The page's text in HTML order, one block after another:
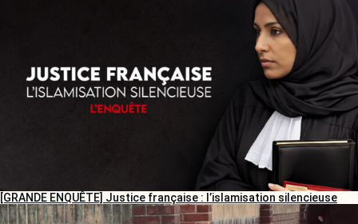
[GRANDE ENQUÊTE] Justice française : l’islamisation silencieuse